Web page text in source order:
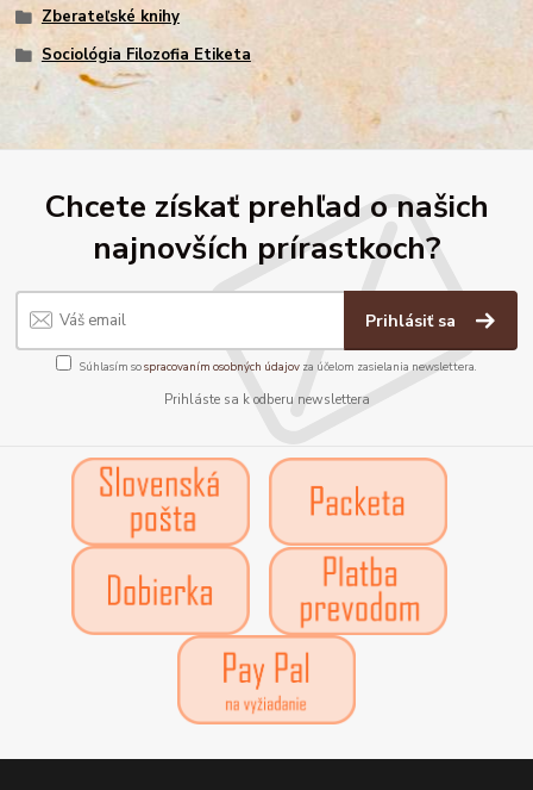
Zberateľské knihy
Sociológia Filozofia Etiketa
Chcete získať prehľad o našich
najnovších prírastkoch?
Prihlásiť sa
Súhlasím sospracovaním osobných údajov za účelom zasielania newslettera.
Prihláste sa k odberu newslettera